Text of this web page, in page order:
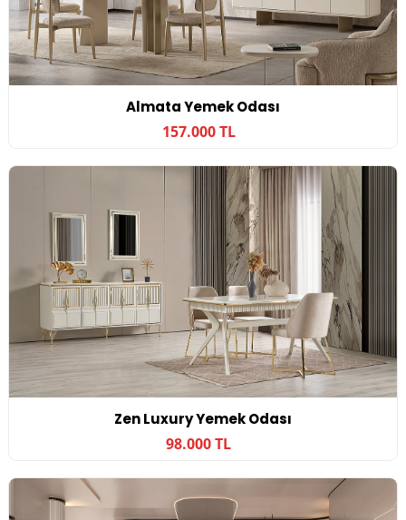
Almata Yemek Odası
157.000 TL
Zen Luxury Yemek Odası
98.000 TL